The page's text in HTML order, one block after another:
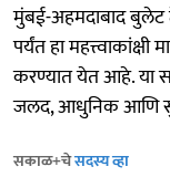
मुंबई-अहमदाबाद बुलेट
पर्यंत हा महत्त्वाकांक्षी
करण्यात येत आहे. या
जलद, आधुनिक आणि
सकाळ+चेसदस्य व्हा